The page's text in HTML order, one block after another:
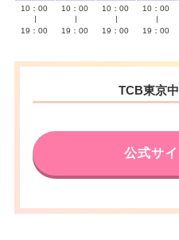
10：00
19：00
10：00
19：00
10：00
19：00
10：00
19：00
TCB東京
公式サ